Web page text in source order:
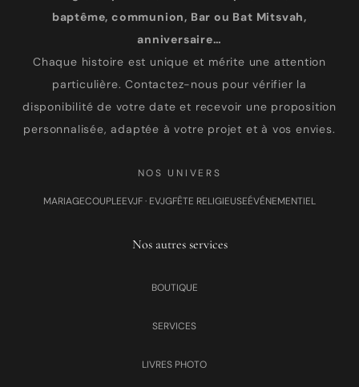
baptême, communion, Bar ou Bat Mitsvah,
anniversaire…
Chaque histoire est unique et mérite une attention
particulière. Contactez-nous pour vérifier la
disponibilité de votre date et recevoir une proposition
personnalisée, adaptée à votre projet et à vos envies.
NOS UNIVERS
MARIAGECOUPLEEVJF · EVJGFÊTE RELIGIEUSEÉVÉNEMENTIEL
Nos autres services
BOUTIQUE
SERVICES
LIVRES PHOTO